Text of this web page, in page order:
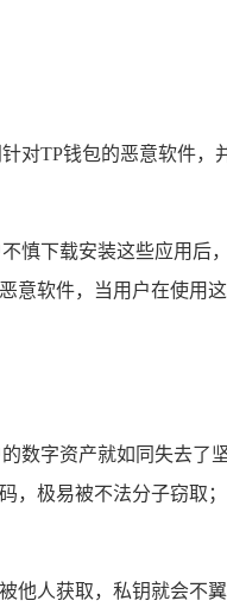
对TP钱包的恶意软件
慎下载安装这些应用
软件，当用户在使用
数字资产就如同失去
极易被不法分子窃取
人获取，私钥就会不